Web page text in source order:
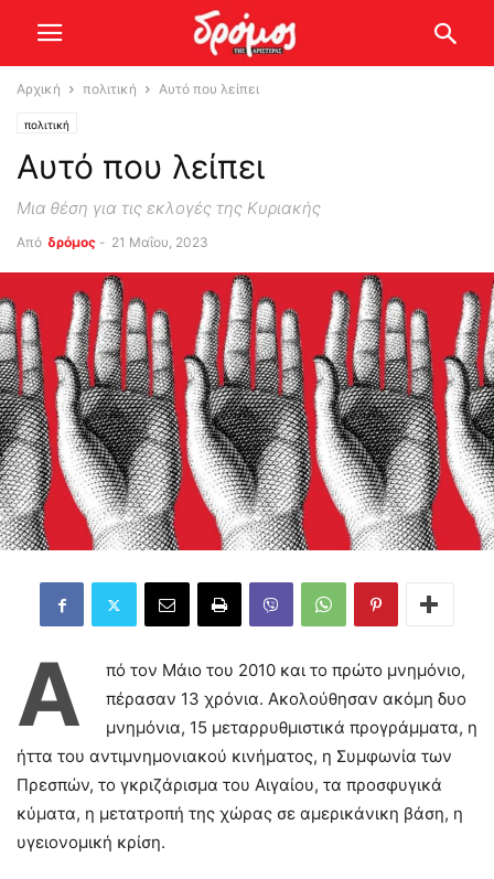
Αρχική πολιτική Αυτό που λείπει
πολιτική
Αυτό που λείπει
Μια θέση για τις εκλογές της Κυριακής
Από δρόμος - 21 Μαΐου, 2023
Α
πό τον Μάιο του 2010 και το πρώτο μνημόνιο,
πέρασαν 13 χρόνια. Ακολούθησαν ακόμη δυο
μνημόνια, 15 μεταρρυθμιστικά προγράμματα, η
ήττα του αντιμνημονιακού κινήματος, η Συμφωνία των
Πρεσπών, το γκριζάρισμα του Αιγαίου, τα προσφυγικά
κύματα, η μετατροπή της χώρας σε αμερικάνικη βάση, η
υγειονομική κρίση.